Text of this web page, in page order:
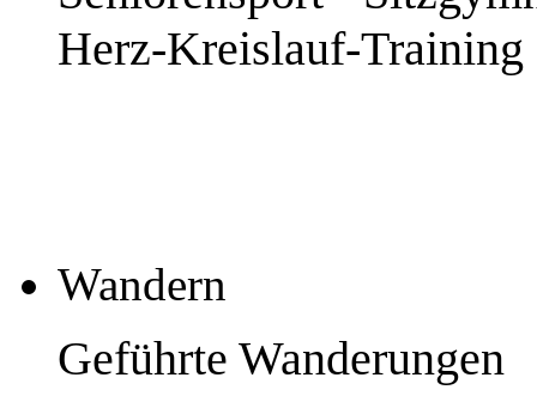
Herz-Kreislauf-Training
Wandern
Geführte Wanderungen